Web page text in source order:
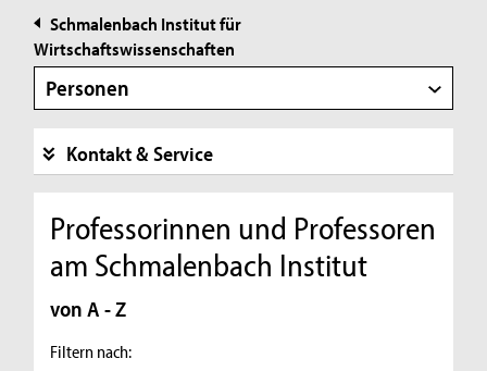
Schmalenbach Institut für
Wirtschaftswissenschaften
Personen
Kontakt & Service
Professorinnen und Professoren
am Schmalenbach Institut
von A - Z
Filtern nach: